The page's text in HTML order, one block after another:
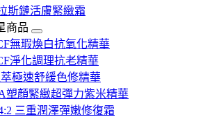
斯鏈活膚緊緻霜
商品
無瑕煥白抗氧化精華
淨化調理抗老精華
極速舒緩色修精華
塑顏緊緻超彈力紫米精華
三重潤澤彈嫩修復霜